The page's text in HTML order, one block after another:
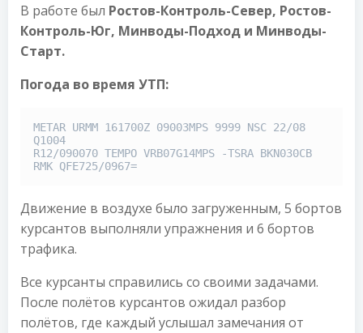
В работе был Ростов-Контроль-Север, Ростов-
Контроль-Юг, Минводы-Подход и Минводы-
Старт.
Погода во время УТП:
METAR URMM 161700Z 09003MPS 9999 NSC 22/08
Q1004
R12/090070 TEMPO VRB07G14MPS -TSRA BKN030CB
RMK QFE725/0967=
Движение в воздухе было загруженным, 5 бортов
курсантов выполняли упражнения и 6 бортов
трафика.
Все курсанты справились со своими задачами.
После полётов курсантов ожидал разбор
полётов, где каждый услышал замечания от